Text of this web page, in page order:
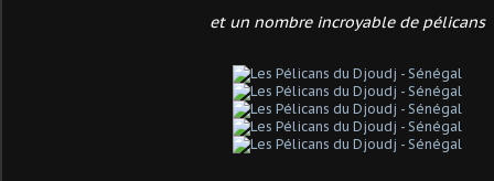
et un nombre incroyable de pélicans